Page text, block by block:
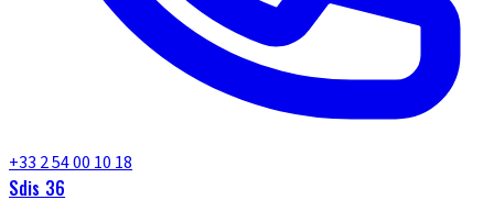
+33 2 54 00 10 18
Sdis 36